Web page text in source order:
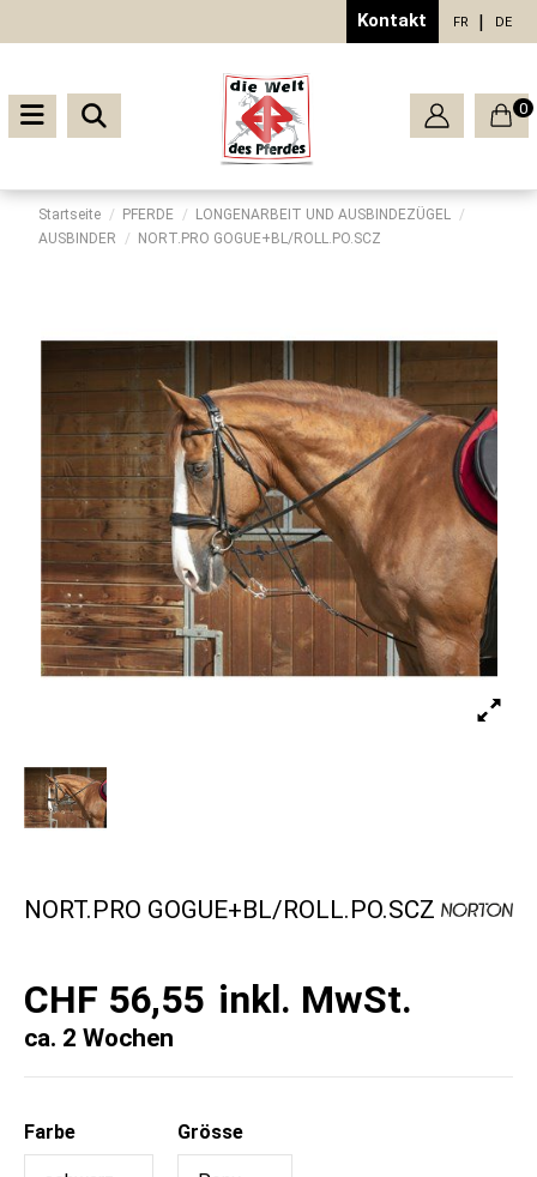
Kontakt FR DE
0
Startseite PFERDE
LONGENARBEIT UND AUSBINDEZÜGEL
AUSBINDER
NORT.PRO GOGUE+BL/ROLL.PO.SCZ
NORT.PRO GOGUE+BL/ROLL.PO.SCZ
CHF 56,55 inkl. MwSt.
ca. 2 Wochen
Farbe Grösse